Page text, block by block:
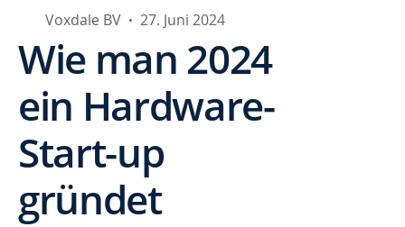
Wie man 2024
ein Hardware-
Start-up
gründet
27. Juni 2024
Voxdale BV •